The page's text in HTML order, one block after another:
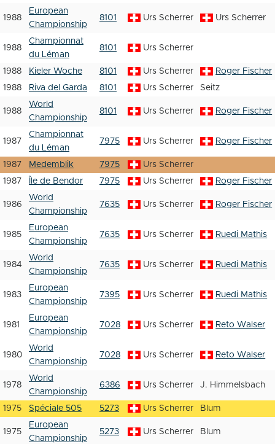
1988
European
Championship
8101 Urs Scherrer Urs Scherrer
1988
Championnat
du Léman
8101 Urs Scherrer
1988 Kieler Woche 8101 Urs Scherrer
Roger Fischer
1988
Riva del Garda 8101 Urs Scherrer Seitz
1988
World
Championship
8101 Urs Scherrer Roger Fischer
1987
Championnat
du Léman
7975 Urs Scherrer Roger Fischer
1987 Medemblik 7975
Urs Scherrer
1987
Île de Bendor 7975 Urs Scherrer Roger Fischer
1986
World
Championship
7635 Urs Scherrer Roger Fischer
1985
European
Championship
7635 Urs Scherrer Ruedi Mathis
1984
World
Championship
7635 Urs Scherrer Ruedi Mathis
1983
European
Championship
7395 Urs Scherrer Ruedi Mathis
1981
European
Championship
7028 Urs Scherrer Reto Walser
1980
World
Championship
7028 Urs Scherrer Reto Walser
1978
World
Championship
6386 Urs Scherrer J. Himmelsbach
1975 Spéciale 505 5273 Urs Scherrer Blum
1975
European
Championship
5273 Urs Scherrer Blum